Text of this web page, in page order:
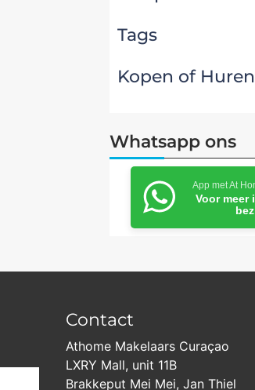
Tags
Kopen of Huren
Whatsapp ons
App met At
Voor meer
Contact
Athome Makelaars Curaçao
LXRY Mall, unit 11B
Brakkeput Mei Mei, Jan Thiel